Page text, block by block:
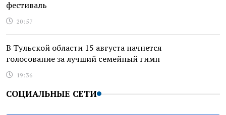
фестиваль
20:57
В Тульской области 15 августа начнется
голосование за лучший семейный гимн
19:36
СОЦИАЛЬНЫЕ СЕТИ